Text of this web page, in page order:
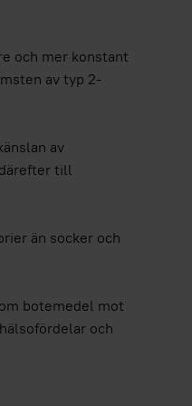
och mer konstant
av typ 2-
av
till
än socker och
botemedel mot
och